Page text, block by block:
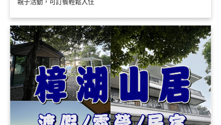
親子活動，可訂餐輕鬆入住